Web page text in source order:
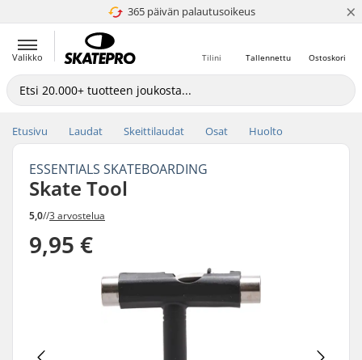
365 päivän palautusoikeus
4.8 / 5 ×
Valikko Ostoskori
Tallennettu
Tilini
Etusivu Laudat Skeittilaudat Osat Huolto
ESSENTIALS SKATEBOARDING
Skate Tool
5,0//3 arvostelua
9,95 €